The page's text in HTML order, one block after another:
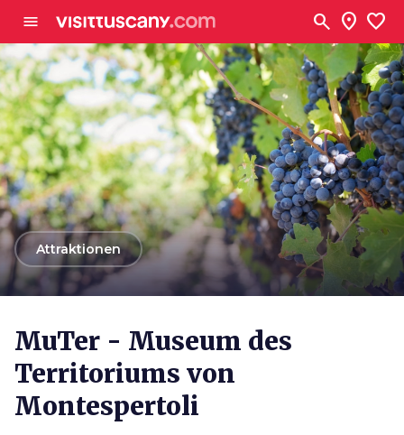
menu search location_on favorite
arrow_back
Attraktionen
MuTer - Museum des
Territoriums von
Montespertoli